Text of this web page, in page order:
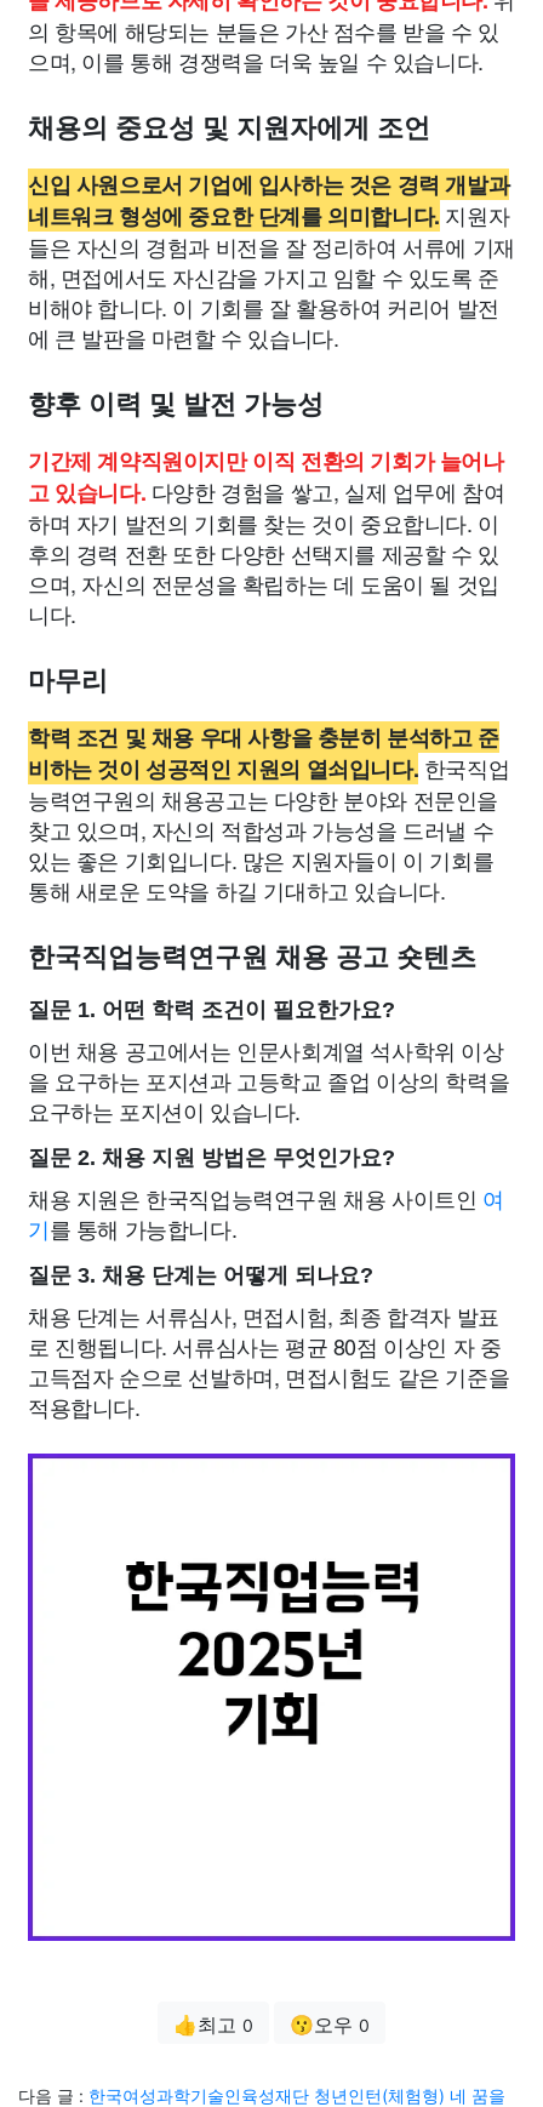
의 항목에 해당되는 분들은 가산 점수를 받을 수 있
으며, 이를 통해 경쟁력을 더욱 높일 수 있습니다.
채용의 중요성 및 지원자에게 조언
신입 사원으로서 기업에 입사하는 것은 경력 개발과
네트워크 형성에 중요한 단계를 의미합니다. 지원자
들은 자신의 경험과 비전을 잘 정리하여 서류에 기재
해, 면접에서도 자신감을 가지고 임할 수 있도록 준
비해야 합니다. 이 기회를 잘 활용하여 커리어 발전
에 큰 발판을 마련할 수 있습니다.
향후 이력 및 발전 가능성
기간제 계약직원이지만 이직 전환의 기회가 늘어나
고 있습니다. 다양한 경험을 쌓고, 실제 업무에 참여
하며 자기 발전의 기회를 찾는 것이 중요합니다. 이
후의 경력 전환 또한 다양한 선택지를 제공할 수 있
으며, 자신의 전문성을 확립하는 데 도움이 될 것입
니다.
마무리
학력 조건 및 채용 우대 사항을 충분히 분석하고 준
비하는 것이 성공적인 지원의 열쇠입니다. 한국직업
능력연구원의 채용공고는 다양한 분야와 전문인을
찾고 있으며, 자신의 적합성과 가능성을 드러낼 수
있는 좋은 기회입니다. 많은 지원자들이 이 기회를
통해 새로운 도약을 하길 기대하고 있습니다.
한국직업능력연구원 채용 공고 숏텐츠
질문 1. 어떤 학력 조건이 필요한가요?
이번 채용 공고에서는 인문사회계열 석사학위 이상
을 요구하는 포지션과 고등학교 졸업 이상의 학력을
요구하는 포지션이 있습니다.
질문 2. 채용 지원 방법은 무엇인가요?
채용 지원은 한국직업능력연구원 채용 사이트인 여
기를 통해 가능합니다.
질문 3. 채용 단계는 어떻게 되나요?
채용 단계는 서류심사, 면접시험, 최종 합격자 발표
로 진행됩니다. 서류심사는 평균 80점 이상인 자 중
고득점자 순으로 선발하며, 면접시험도 같은 기준을
적용합니다.
👍최고 0 😗오우 0
다음 글 : 한국여성과학기술인육성재단 청년인턴(체험형) 네 꿈을